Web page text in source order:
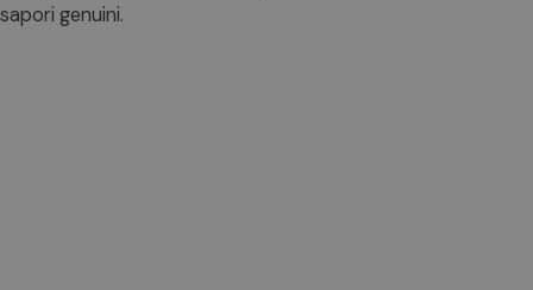
sapori genuini.